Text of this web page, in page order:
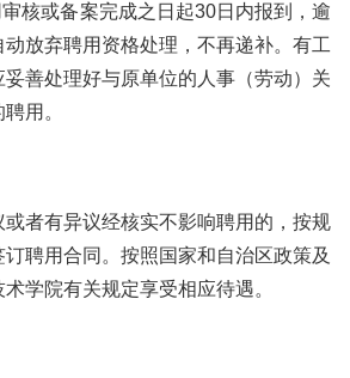
核或备案完成之日起30日内报到，逾
放弃聘用资格处理，不再递补。有工
善处理好与原单位的人事（劳动）关
用。
者有异议经核实不影响聘用的，按规
聘用合同。按照国家和自治区政策及
学院有关规定享受相应待遇。